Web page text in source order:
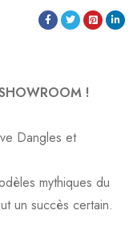
!
Dangles et
mythiques du
un succès certain.